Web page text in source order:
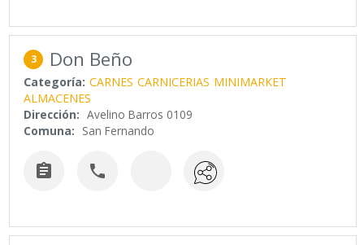
3 Don Beño
Categoría: CARNES CARNICERIAS MINIMARKET
ALMACENES
Dirección: Avelino Barros 0109
Comuna: San Fernando
 